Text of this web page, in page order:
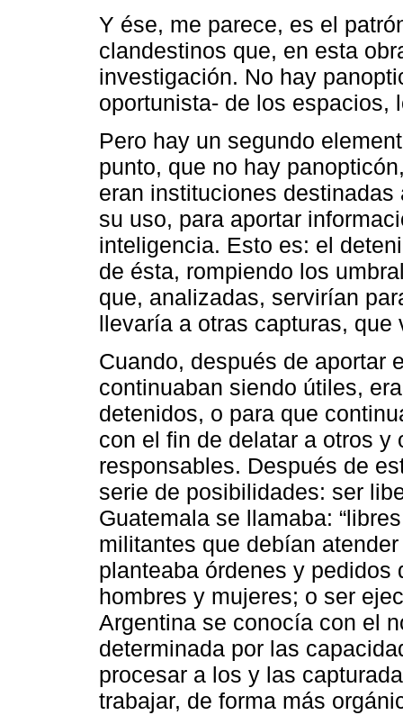
Y ése, me parece, es el
clandestinos que, en esta
investigación. No hay
oportunista- de los espacios,
Pero hay un segundo
punto, que no hay
eran instituciones
su uso, para aportar
inteligencia. Esto es: el
de ésta, rompiendo los
que, analizadas, servirían
llevaría a otras capturas,
Cuando, después de aportar
continuaban siendo útiles,
detenidos, o para que
con el fin de delatar a otros
responsables. Después de
serie de posibilidades: ser
Guatemala se llamaba:
militantes que debían
planteaba órdenes y
hombres y mujeres; o ser
Argentina se conocía con el
determinada por las
procesar a los y las
trabajar, de forma más